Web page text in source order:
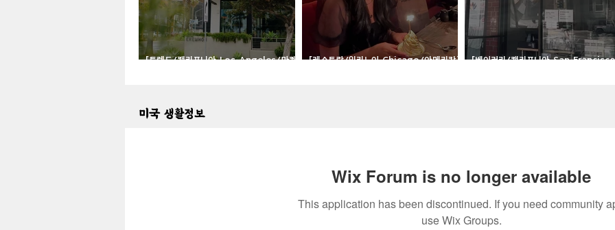
[트렌드/캘리포니아 Los Angeles/마켓]
[레스토랑/일리노이 Chicago/아메리칸]
[베이커리/캘리포니아 San
미국 생활정보
Wix Forum is no longer available
This application has been discontinued. If you need community
use Wix Groups.